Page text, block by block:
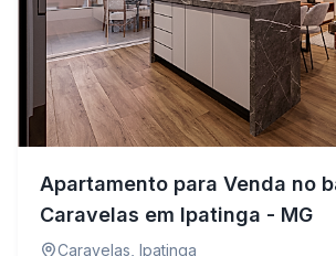
Apartamento para Venda no
Caravelas em Ipatinga - MG
Caravelas Ipatinga